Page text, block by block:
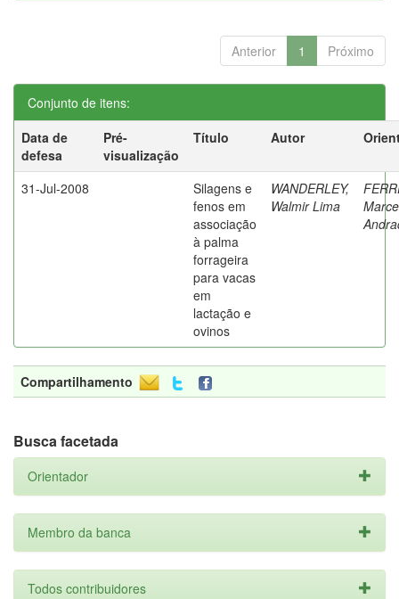
Anterior 1 Próximo
Conjunto de itens:
Data de
defesa
Pré-
visualização
Título Autor
31-Jul-2008
Silagens e
fenos em
associação
à palma
forrageira
para vacas
em
lactação e
ovinos
WANDERLEY,
Walmir Lima
Compartilhamento
Busca facetada
Orientador
Membro da banca
Todos contribuidores